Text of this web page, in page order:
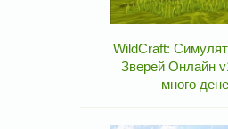
WildCraft:
Зверей Онлайн
много